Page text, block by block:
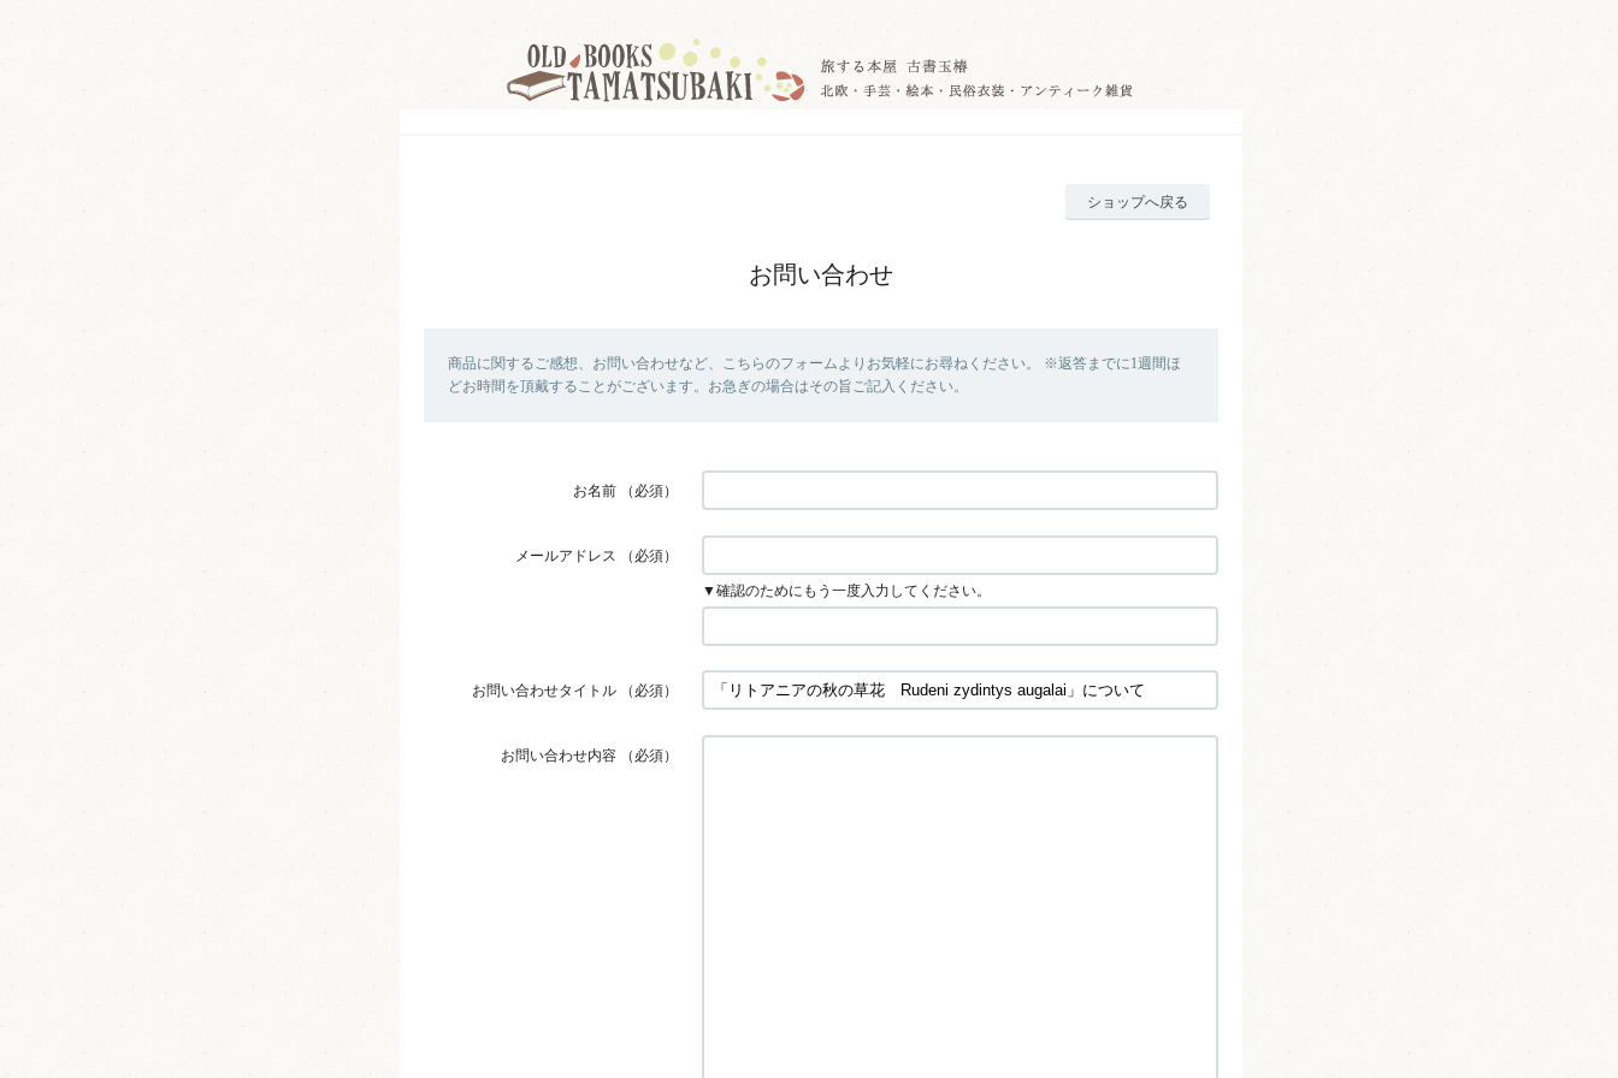
ショップへ戻る
お問い合わせ
商品に関するご感想、お問い合わせなど、こちらのフォームよりお気軽にお尋ねください。 ※返答までに1週間ほ
どお時間を頂戴することがございます。お急ぎの場合はその旨ご記入ください。
お名前 （必須）
メールアドレス （必須）
▼確認のためにもう一度入力してください。
お問い合わせタイトル （必須）
お問い合わせ内容 （必須）